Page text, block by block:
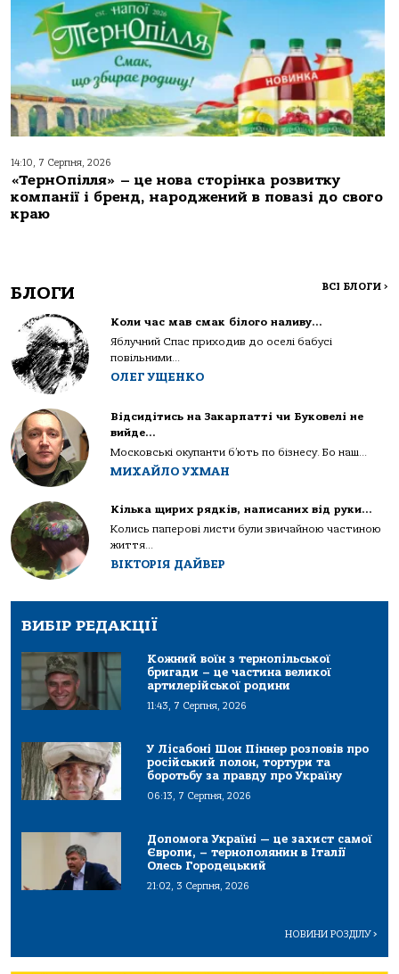
14:10, 7 Серпня, 2026
«ТернОпілля» – це нова сторінка розвитку
компанії і бренд, народжений в повазі до свого
краю
БЛОГИ ВСІ БЛОГИ >
Коли час мав смак білого наливу…
Яблучний Спас приходив до оселі бабусі
повільними...
ОЛЕГ УЩЕНКО
Відсидітись на Закарпатті чи Буковелі не
вийде…
Московські окупанти б’ють по бізнесу. Бо наш...
МИХАЙЛО УХМАН
Кілька щирих рядків, написаних від руки…
Колись паперові листи були звичайною частиною
життя...
ВІКТОРІЯ ДАЙВЕР
ВИБІР РЕДАКЦІЇ
Кожний воїн з тернопільської
бригади – це частина великої
артилерійської родини
11:43, 7 Серпня, 2026
У Лісабоні Шон Піннер розповів про
російський полон, тортури та
боротьбу за правду про Україну
06:13, 7 Серпня, 2026
Допомога Україні — це захист самої
Європи, – тернополянин в Італії
Олесь Городецький
21:02, 3 Серпня, 2026
НОВИНИ РОЗДІЛУ>